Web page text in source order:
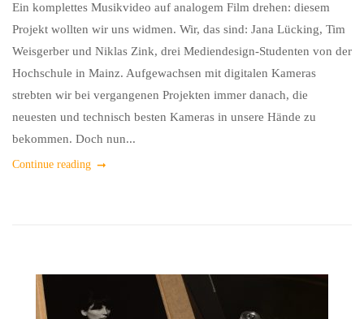
Ein komplettes Musikvideo auf analogem Film drehen: diesem
Projekt wollten wir uns widmen. Wir, das sind: Jana Lücking, Tim
Weisgerber und Niklas Zink, drei Mediendesign-Studenten von der
Hochschule in Mainz. Aufgewachsen mit digitalen Kameras
strebten wir bei vergangenen Projekten immer danach, die
neuesten und technisch besten Kameras in unsere Hände zu
bekommen. Doch nun...
Continue reading